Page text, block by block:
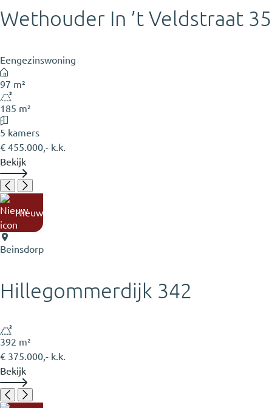
Wethouder In ’t Veldstraat 35
Eengezinswoning
97 m²
185 m²
5 kamers
€ 455.000,- k.k.
Bekijk
Nieuw
Beinsdorp
Hillegommerdijk 342
392 m²
€ 375.000,- k.k.
Bekijk